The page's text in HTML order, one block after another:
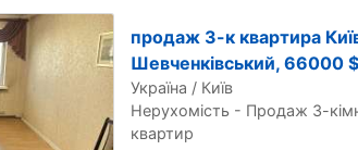
продаж 3-к квартира
Шевченківський, 66000 $
Україна / Київ
Нерухомість - Продаж 3-
квартир